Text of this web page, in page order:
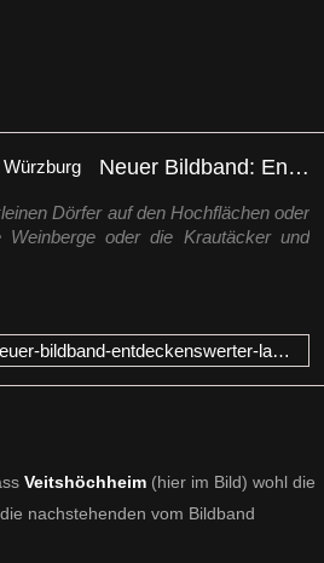
Neuer Bildband: Entdeckenswerter Landkreis Würzburg
Dörfer auf den Hochflächen oder
oder die Krautäcker und
https://www.mainpost.de/regional/wuerzburg/neuer-bildband-entdeckenswerter-landkreis-wuerzburg-art-10674821
Veitshöchheim (hier im Bild) wohl die
nachstehenden vom Bildband